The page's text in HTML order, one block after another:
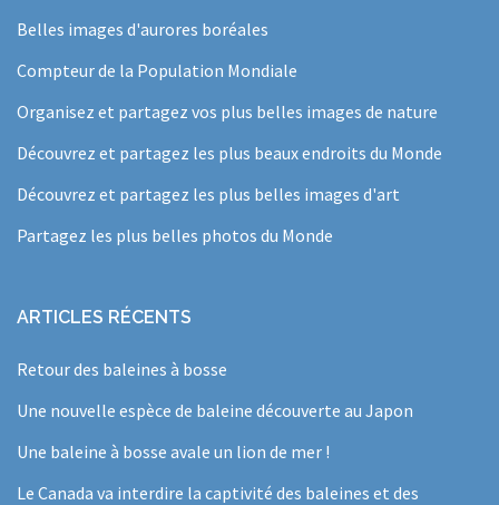
Belles images d'aurores boréales
Compteur de la Population Mondiale
Organisez et partagez vos plus belles images de nature
Découvrez et partagez les plus beaux endroits du Monde
Découvrez et partagez les plus belles images d'art
Partagez les plus belles photos du Monde
ARTICLES RÉCENTS
Retour des baleines à bosse
Une nouvelle espèce de baleine découverte au Japon
Une baleine à bosse avale un lion de mer !
Le Canada va interdire la captivité des baleines et des